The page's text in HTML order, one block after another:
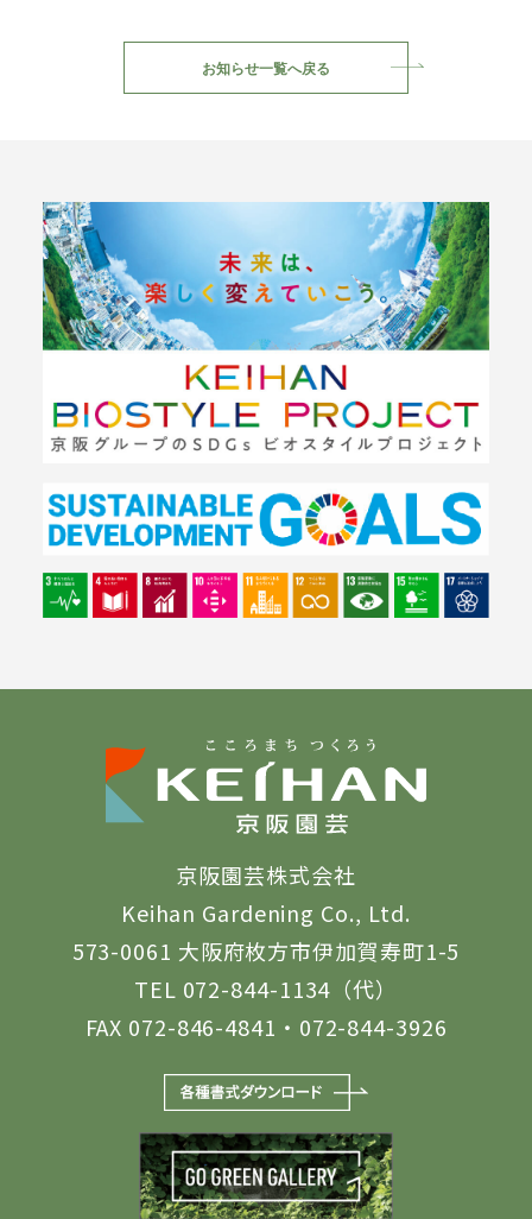
お知らせ一覧へ戻る
京阪園芸株式会社
Keihan Gardening Co., Ltd.
573-0061 大阪府枚方市伊加賀寿町1-5
TEL 072-844-1134（代）
FAX 072-846-4841・072-844-3926